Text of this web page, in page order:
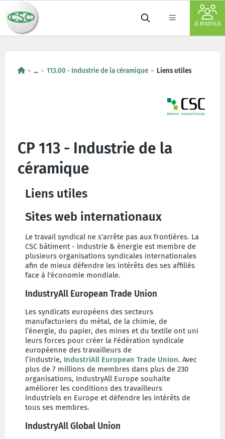
JE M'AFFILIE
... 113.00 - Industrie de la céramique Liens utiles
CP 113 - Industrie de la
céramique
Liens utiles
Sites web internationaux
Le travail syndical ne s'arrête pas aux frontières. La
CSC bâtiment - industrie & énergie est membre de
plusieurs organisations syndicales internationales
afin de mieux défendre les intérêts des ses affiliés
face à l'économie mondiale.
IndustryAll European Trade Union
Les syndicats européens des secteurs
manufacturiers du métal, de la chimie, de
l’énergie, du papier, des mines et du textile ont uni
leurs forces pour créer la Fédération syndicale
européenne des travailleurs de
l’industrie, IndustriAll European Trade Union. Avec
plus de 7 millions de membres dans plus de 230
organisations, IndustryAll Europe souhaite
améliorer les conditions des travailleurs
industriels en Europe et défendre les intérêts de
tous ses membres.
IndustryAll Global Union